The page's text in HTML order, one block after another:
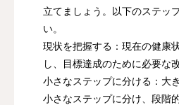
立てましょう。以下のステッ
い。
現状を把握する：現在の健康
し、目標達成のために必要な
小さなステップに分ける：大
小さなステップに分け、段階